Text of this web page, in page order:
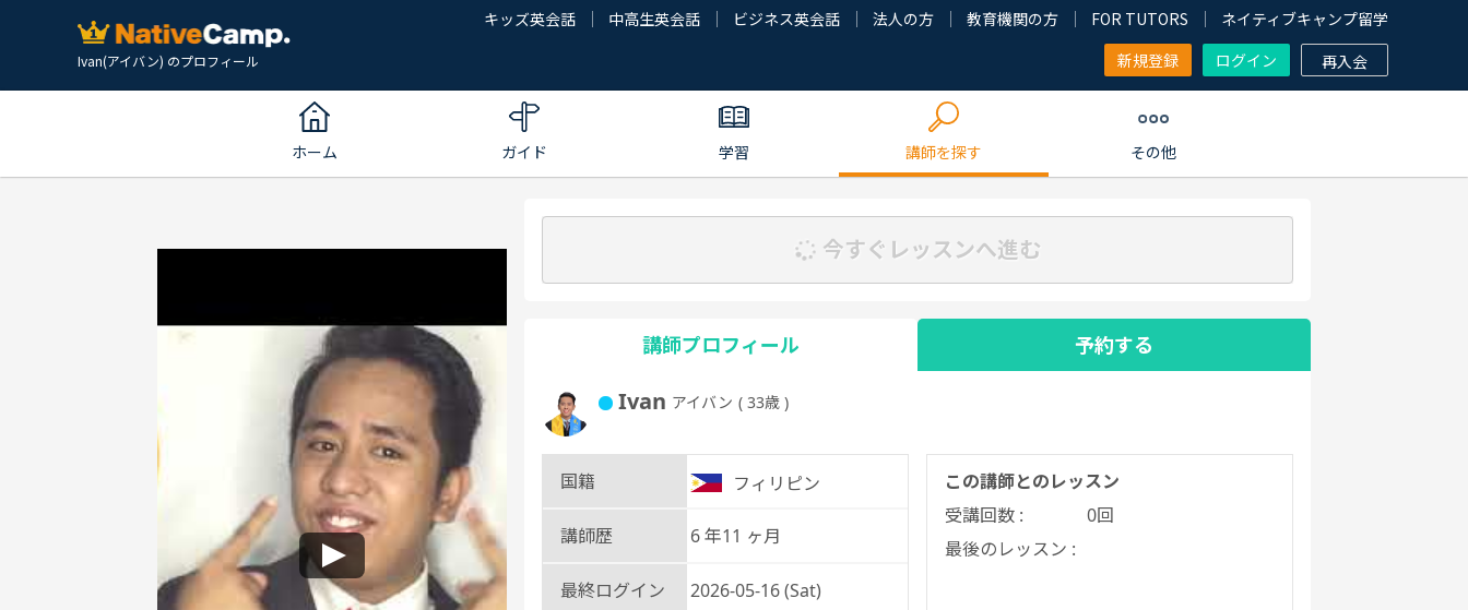
Ivan(アイバン) のプロフィール
キッズ英会話 中高生英会話 ビジネス英会話 法人の方 教育機関の方 FOR TUTORS
ネイティブキャンプ留学
新規登録
ログイン 再入会
ホーム ガイド 学習 講師を探す その他
今すぐレッスンへ進む
講師プロフィール 予約する
Ivan アイバン ( 33歳 )
国籍 フィリピン
講師歴 6 年11 ヶ月
最終ログイン 2026-05-16 (Sat)
この講師とのレッスン
受講回数 :
0回
最後のレッスン :